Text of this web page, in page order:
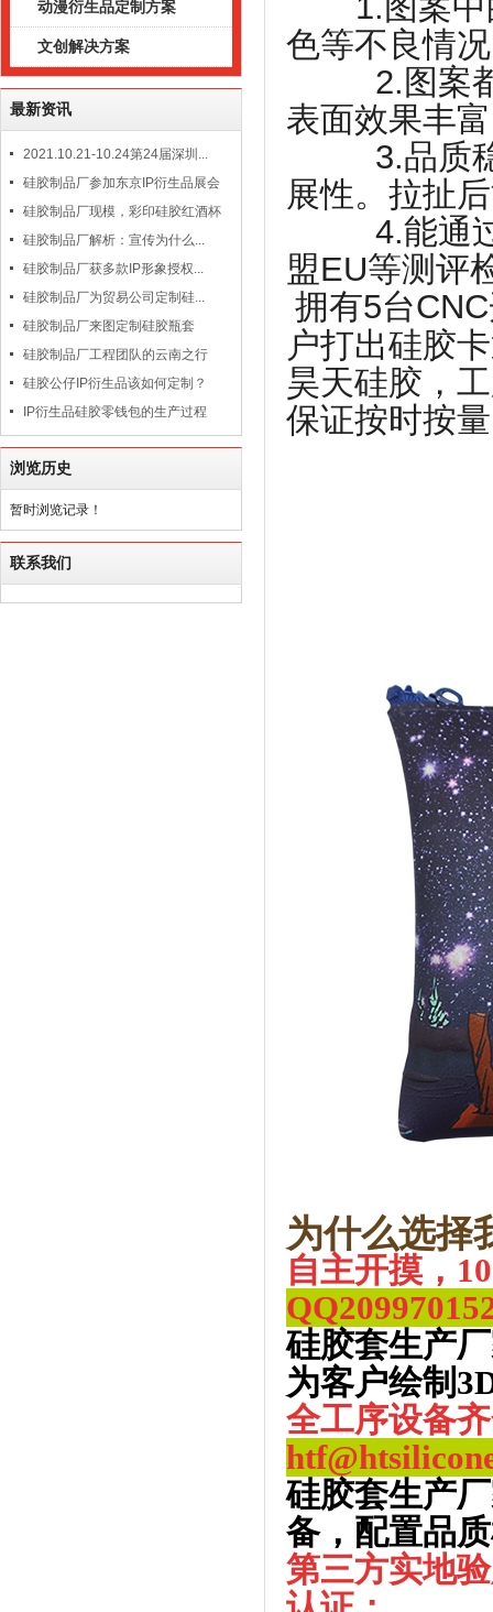
动漫衍生品定制方案
文创解决方案
最新资讯
2021.10.21-10.24第24届深圳...
硅胶制品厂参加东京IP衍生品展会
硅胶制品厂现模，彩印硅胶红酒杯
硅胶制品厂解析：宣传为什么...
硅胶制品厂获多款IP形象授权...
硅胶制品厂为贸易公司定制硅...
硅胶制品厂来图定制硅胶瓶套
硅胶制品厂工程团队的云南之行
硅胶公仔IP衍生品该如何定制？
IP衍生品硅胶零钱包的生产过程
浏览历史
暂时浏览记录！
联系我们
色等不良情况
2.图案都
表面效果丰
3.品质稳
展性。拉扯
4.能通过
盟EU等测评
拥有5台
户打出硅胶
昊天硅胶，
保证按时按
为什么选择
自主开摸，
QQ
硅胶套生产
为客户绘制
全工序设备
硅胶套生产
备，配置品
第三方实地